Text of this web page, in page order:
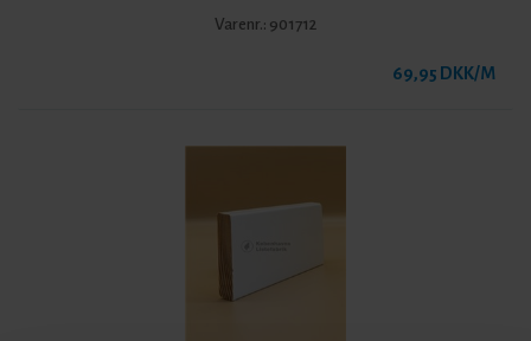
Varenr.: 901712
69,95 DKK/M